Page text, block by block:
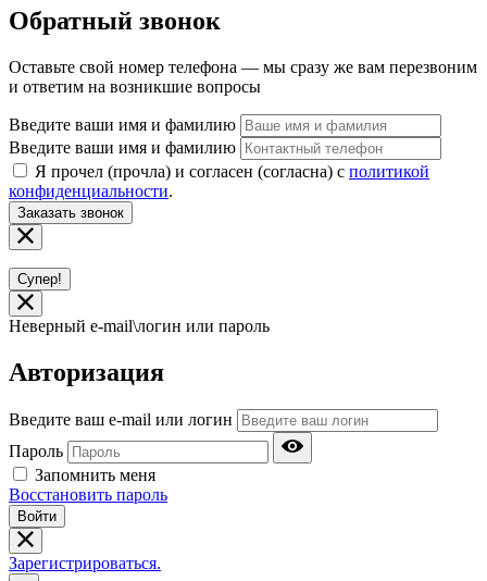
Обратный звонок
Оставьте свой номер телефона — мы сразу же вам перезвоним
и ответим на возникшие вопросы
Введите ваши имя и фамилию
Введите ваши имя и фамилию
Я прочел (прочла) и согласен (согласна) с политикой
конфиденциальности.
Заказать звонок
Супер!
Неверный e-mail\логин или пароль
Авторизация
Введите ваш e-mail или логин
Пароль
Запомнить меня
Восстановить пароль
Войти
Зарегистрироваться.